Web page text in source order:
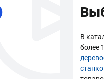
В
более